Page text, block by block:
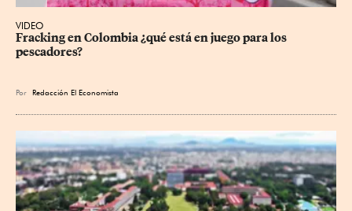
VIDEO
Fracking en Colombia ¿qué está en juego para los
pescadores?
Por Redacción El Economista